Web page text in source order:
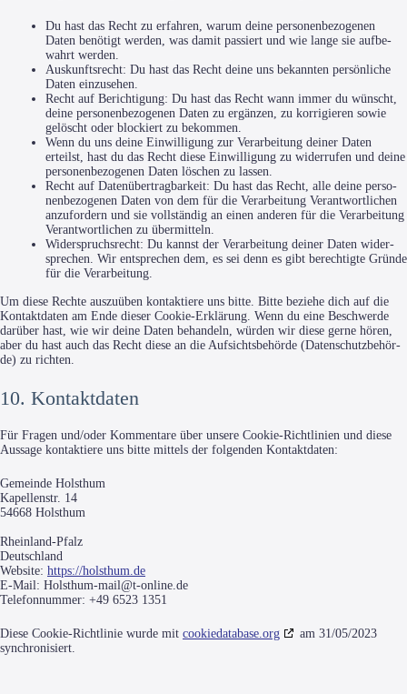
Du hast das Recht zu erfah­ren, war­um dei­ne per­so­nen­be­zo­ge­nen
Daten benö­tigt wer­den, was damit pas­siert und wie lan­ge sie auf­be­
wahrt werden.
Aus­kunfts­recht: Du hast das Recht dei­ne uns bekann­ten per­sön­li­che
Daten einzusehen.
Recht auf Berich­ti­gung: Du hast das Recht wann immer du wünscht,
dei­ne per­so­nen­be­zo­ge­nen Daten zu ergän­zen, zu kor­ri­gie­ren sowie
gelöscht oder blo­ckiert zu bekommen.
Wenn du uns dei­ne Ein­wil­li­gung zur Ver­ar­bei­tung dei­ner Daten
erteilst, hast du das Recht die­se Ein­wil­li­gung zu wider­ru­fen und dei­ne
per­so­nen­be­zo­ge­nen Daten löschen zu lassen.
Recht auf Daten­über­trag­bar­keit: Du hast das Recht, alle dei­ne per­so­
nen­be­zo­ge­nen Daten von dem für die Ver­ar­bei­tung Ver­ant­wort­li­chen
anzu­for­dern und sie voll­stän­dig an einen ande­ren für die Ver­ar­bei­tung
Ver­ant­wort­li­chen zu übermitteln.
Wider­spruchs­recht: Du kannst der Ver­ar­bei­tung dei­ner Daten wider­
spre­chen. Wir ent­spre­chen dem, es sei denn es gibt berech­tig­te Grün­de
für die Verarbeitung.
Um die­se Rech­te aus­zu­üben kon­tak­tie­re uns bit­te. Bit­te bezie­he dich auf die
Kon­takt­da­ten am Ende die­ser Coo­kie-Erklä­rung. Wenn du eine Beschwer­de
dar­über hast, wie wir dei­ne Daten behan­deln, wür­den wir die­se ger­ne hören,
aber du hast auch das Recht die­se an die Auf­sichts­be­hör­de (Daten­schutz­be­hör­
de) zu richten.
10. Kontaktdaten
Für Fra­gen und/oder Kom­men­ta­re über unse­re Coo­kie-Richt­li­ni­en und die­se
Aus­sa­ge kon­tak­tie­re uns bit­te mit­tels der fol­gen­den Kontaktdaten:
Gemein­de Holsthum
Kapel­len­str. 14
54668 Holsthum
Rheinland-Pfalz
Deutsch­land
Web­site: https://holsthum.de
E‑Mail: Holsthum-mail@t‑online.de
Tele­fon­num­mer: +49 6523 1351
Die­se Coo­kie-Richt­li­nie wur­de mit cookiedatabase.org
am 31/05/2023
synchronisiert.